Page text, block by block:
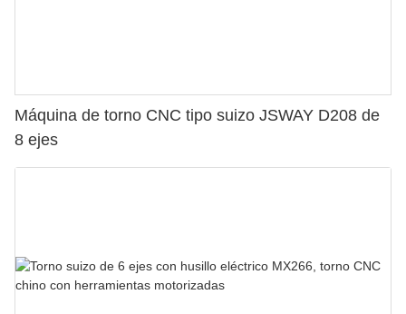
Máquina de torno CNC tipo suizo JSWAY D208 de
8 ejes